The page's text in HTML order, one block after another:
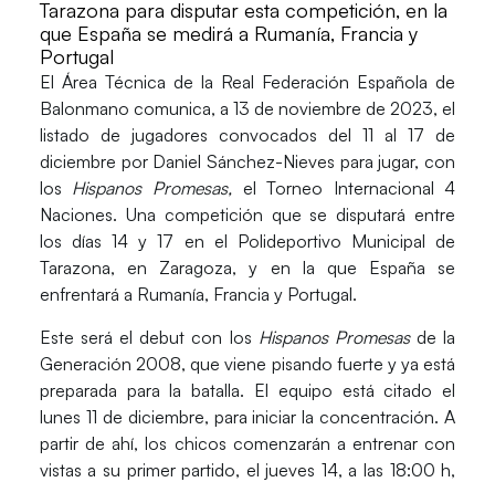
Tarazona para disputar esta competición, en la
que España se medirá a Rumanía, Francia y
Portugal
El Área Técnica de la Real Federación Española de
Balonmano comunica, a 13 de noviembre de 2023, el
listado de jugadores convocados del11 al 17 de
diciembre por Daniel Sánchez-Nieves para jugar, con
los Hispanos Promesas, elTorneo Internacional 4
Naciones. Una competición que se disputará entre
los días14 y 17 en el Polideportivo Municipal de
Tarazona, en Zaragoza, y en la que España se
enfrentará a Rumanía, Francia y Portugal.
Este será el debut con los Hispanos Promesasde la
Generación 2008, que viene pisando fuerte y ya está
preparada para la batalla. El equipo está citado el
lunes 11 de diciembre, para iniciar la concentración. A
partir de ahí, los chicos comenzarán a entrenar con
vistas a su primer partido, el jueves 14, a las 18:00 h,